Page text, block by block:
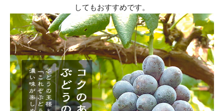
してもおすすめです。